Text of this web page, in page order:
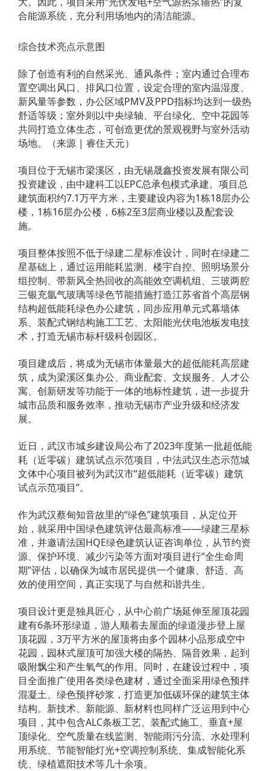
合能源系统，充分利用场地内的清洁能源。
综合技术亮点示意图
除了创造有利的自然采光、通风条件；室内通过合理布
置空调出风口、排风口位置，设定合理的室内温湿度、
新风量等参数，办公区域PMV及PPD指标均达到一级热
舒适等级；室外则以中央绿轴、平台绿化、空中花园等
共同打造立体生态，可创造更优的景观视野与室外活动
场地。（来源 | 睿住天元）
项目位于无锡市梁溪区，由无锡晟鑫投资发展有限公司
投资建设，由中建科工以EPC总承包模式承建。项目总
建筑面积约7.1万平方米，主要建设内容为1栋18层办公
楼，1栋16层办公楼，6栋2至3层商业楼以及配套设
施。
项目整体按照不低于绿建二星标准设计，同时在绿建二
星基础上，通过运用能耗监测、楼宇自控、照明场景分
组控制、带新风全热回收的高能效空调机组、三玻两腔
三银充氩气玻璃等绿色节能措施打造江苏省首个高层钢
结构超低能耗绿色办公建筑，同步应用单元式幕墙体
系、装配式钢结构施工工艺、太阳能光伏电池板发电技
术，打造无锡市标杆级科创园区。
项目建成后，将成为无锡市体量最大的超低能耗高层建
筑，成为梁溪区集办公、商业配套、文娱服务、人才公
寓、创新研发等功能于一体的地标性建筑，进一步提升
城市品质和服务效率，推动无锡市产业升级和经济发
展。
近日，武汉市城乡建设局公布了2023年度第一批超低能
耗（近零碳）建筑试点示范项目，中法武汉生态示范城
文体中心项目被列为武汉市“超低能耗（近零碳）建筑
试点示范项目”。
作为武汉蔡甸知音故里的“绿色”建筑项目，从定位开
始，就采用中国绿色建筑评估最高标准——绿建三星标
准，并邀请法国HQE绿色建筑认证咨询单位，从节约资
源、保护环境、减少污染等方面对项目进行“全生命周
期”评估，以确保为城市居民提供一个健康、舒适、高
效的使用空间，真正实现了与自然和谐共生。
项目设计更是独具匠心，从中心前广场延伸至屋顶花园
建有6条环形绿道，游人顺着去屋面的绿道漫步登上屋
顶花园，3万平方米的屋顶将由多个园林小品形成空中
花园，园林式屋顶可加强大楼的隔热、隔音效果，起到
吸附飘尘和产生氧气的作用。同时，在建设过程中，项
目全面推广使用各类绿色建材，通过全面采用绿色预拌
混凝土、绿色预拌砂浆，打造更加低碳环保的建筑主体
结构。新技术、新能源、新材料也同样广泛运用到中心
项目，其中包含ALC条板工艺、装配式施工、垂直+屋
顶绿化、空气质量在线监测、智能雨污分流、水处理利
用系统、节能智能灯光+空调控制系统、集成智能化系
统、绿植遮阳技术等几十余项。